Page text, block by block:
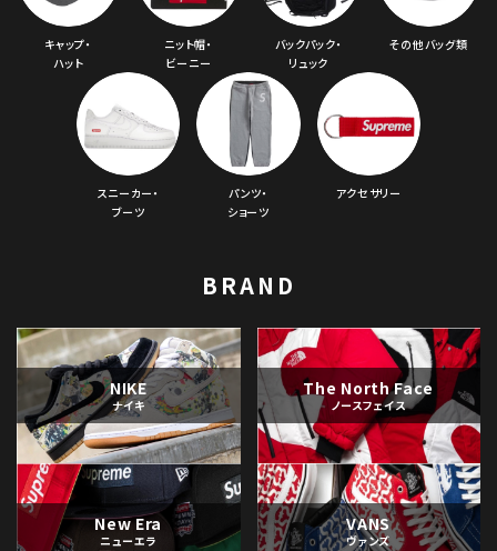
キャップ・
ハット
ニット帽・
ビーニー
バックパック・
リュック
その他バッグ類
スニーカー・
ブーツ
パンツ・
ショーツ
アクセサリー
BRAND
NIKE
ナイキ
The North Face
ノースフェイス
New Era
ニューエラ
VANS
ヴァンズ